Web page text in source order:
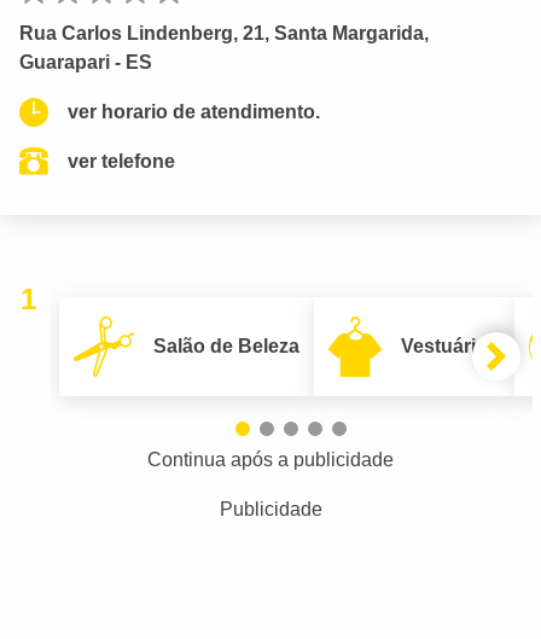
Rua Carlos Lindenberg, 21, Santa Margarida,
Guarapari - ES
ver horario de atendimento.
ver telefone
1
Salão de Beleza Vestuário
Continua após a publicidade
Publicidade